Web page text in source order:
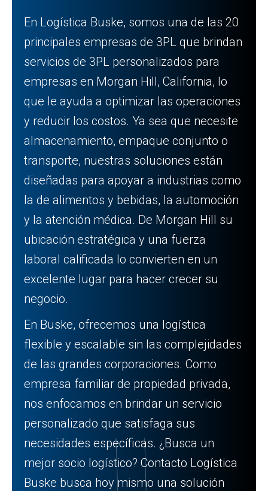
En Logística Buske, somos una de las 20
principales empresas de 3PL que brindan
servicios de 3PL personalizados para
empresas en Morgan Hill, California, lo
que le ayuda a optimizar las operaciones
y reducir los costos. Ya sea que necesite
almacenamiento, empaque conjunto o
transporte, nuestras soluciones están
diseñadas para apoyar a industrias como
la de alimentos y bebidas, la automoción
y la atención médica. De Morgan Hill su
ubicación estratégica y una fuerza
laboral calificada lo convierten en un
excelente lugar para hacer crecer su
negocio.
En Buske, ofrecemos una logística
flexible y escalable sin las complejidades
de las grandes corporaciones. Como
empresa familiar de propiedad privada,
nos enfocamos en brindar un servicio
personalizado que satisfaga sus
necesidades específicas. ¿Busca un
mejor socio logístico? Contacto Logística
Buske busca hoy mismo una solución